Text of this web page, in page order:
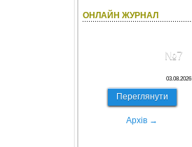
ОНЛАЙН ЖУРНАЛ
№7
03.08.2026
Переглянути
Архів →